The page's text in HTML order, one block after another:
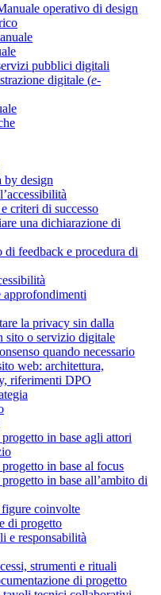
operativo di design
pubblici digitali
digitale (e-
by design
criteri di successo
una dichiarazione di
di feedback e procedura di
approfondimenti
la privacy sin dalla
sito o servizio digitale
quando necessario
web: architettura,
riferimenti DPO
in base agli attori
in base al focus
in base all’ambito di
coinvolte
di progetto
e responsabilità
strumenti e rituali
di progetto